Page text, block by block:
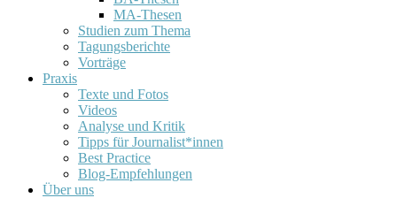
MA-Thesen
Studien zum Thema
Tagungsberichte
Vorträge
Praxis
Texte und Fotos
Videos
Analyse und Kritik
Tipps für Journalist*innen
Best Practice
Blog-Empfehlungen
Über uns